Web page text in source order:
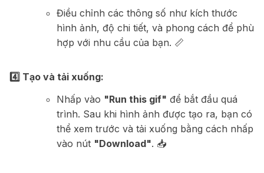
Điều chỉnh các thông số như kích thước
hình ảnh, độ chi tiết, và phong cách để phù
hợp với nhu cầu của bạn. 📏
4️⃣ Tạo và tải xuống:
Nhấp vào "Run this gif" để bắt đầu quá
trình. Sau khi hình ảnh được tạo ra, bạn có
thể xem trước và tải xuống bằng cách nhấp
vào nút "Download". 📥